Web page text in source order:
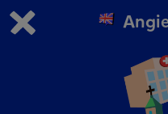
Grasz w wersję